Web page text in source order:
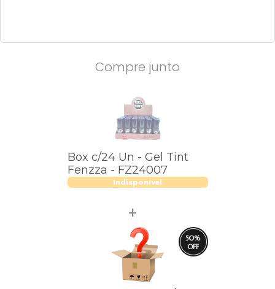
Compre junto
Box c/24 Un - Gel Tint
Fenzza - FZ24007
Indisponível
50%